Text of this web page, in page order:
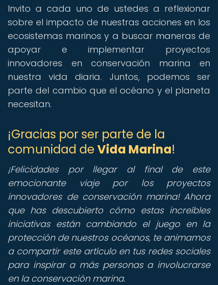
Invito a cada uno de ustedes a reflexionar
sobre el impacto de nuestras acciones en los
ecosistemas marinos y a buscar maneras de
apoyar e implementar proyectos
innovadores en conservación marina en
nuestra vida diaria. Juntos, podemos ser
parte del cambio que el océano y el planeta
necesitan.
¡Gracias por ser parte de la
comunidad de Vida Marina!
¡Felicidades por llegar al final de este
emocionante viaje por los proyectos
innovadores de conservación marina! Ahora
que has descubierto cómo estas increíbles
iniciativas están cambiando el juego en la
protección de nuestros océanos, te animamos
a compartir este artículo en tus redes sociales
para inspirar a más personas a involucrarse
en la conservación marina.